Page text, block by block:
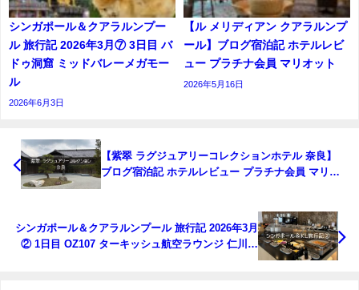
シンガポール＆クアラルンプー
ル 旅行記 2026年3月⑦ 3日目 バ
ドゥ洞窟 ミッドバレーメガモー
ル
2026年6月3日
【ル メリディアン クアラルンプ
ール】ブログ宿泊記 ホテルレビ
ュー プラチナ会員 マリオット
2026年5月16日
【紫翠 ラグジュアリーコレクションホテル 奈良】
ブログ宿泊記 ホテルレビュー プラチナ会員 マリオ
シンガポール＆クアラルンプール 旅行記 2026年3月
② 1日目 OZ107 ターキッシュ航空ラウンジ 仁川タ